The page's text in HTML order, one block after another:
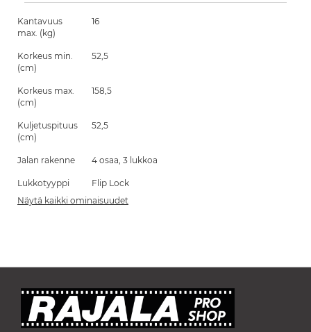
Kantavuus
max. (kg)
16
Korkeus min.
(cm)
52,5
Korkeus max.
(cm)
158,5
Kuljetuspituus
(cm)
52,5
Jalan rakenne 4 osaa, 3 lukkoa
Lukkotyyppi
Flip Lock
Näytä kaikki ominaisuudet